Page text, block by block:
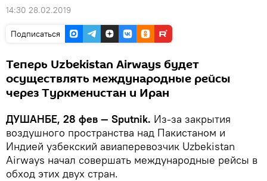
14:30 28.02.2019
Подписаться
Теперь Uzbekistan Airways будет
осуществлять международные рейсы
через Туркменистан и Иран
ДУШАНБЕ, 28 фев — Sputnik. Из-за закрытия
воздушного пространства над Пакистаном и
Индией узбекский авиаперевозчик Uzbekistan
Airways начал совершать международные рейсы в
обход этих двух стран.